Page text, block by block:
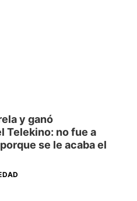
y ganó
Telekino: no fue a
se le acaba el